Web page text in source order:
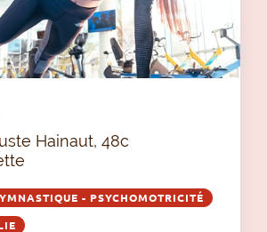
Hainaut, 48c
- PSYCHOMOTRICITÉ